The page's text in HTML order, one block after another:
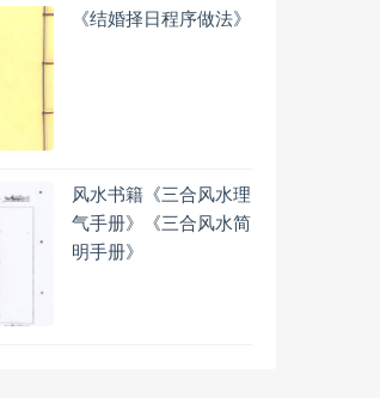
《结婚择日程序做法》
风水书籍《三合风水理
气手册》《三合风水简
明手册》